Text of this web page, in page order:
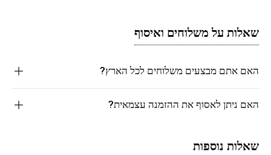
שאלות על משלוחים ואיסוף
האם אתם מבצעים משלוחים לכל הארץ?
האם ניתן לאסוף את ההזמנה עצמאית?
שאלות נוספות